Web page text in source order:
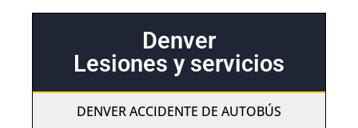
Denver
Lesiones y servicios
DENVER ACCIDENTE DE AUTOBÚS